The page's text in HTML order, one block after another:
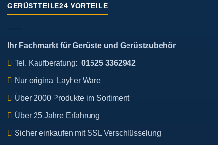
GERÜSTTEILE24 VORTEILE
Ihr Fachmarkt für Gerüste und Gerüstzubehör
Tel. Kaufberatung: 01525 3362942
Nur original Layher Ware
Über 2000 Produkte im Sortiment
Über 25 Jahre Erfahrung
Sicher einkaufen mit SSL Verschlüsselung